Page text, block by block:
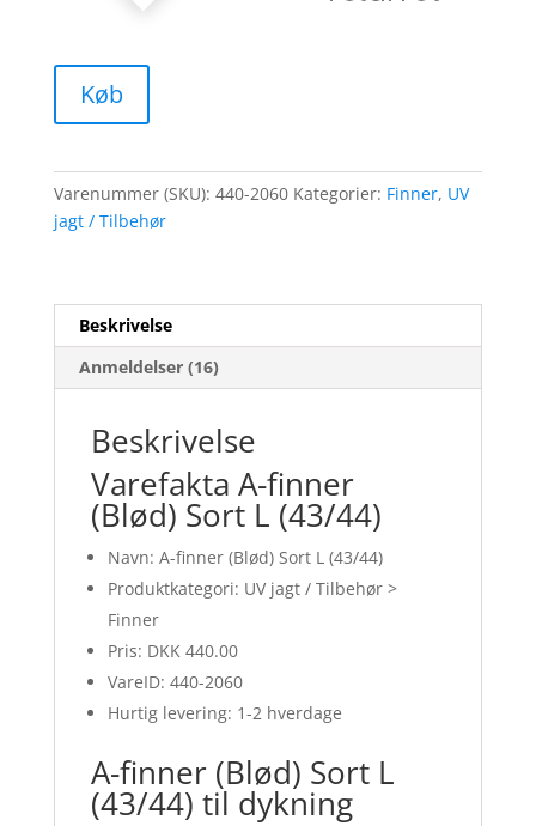
Køb
Varenummer (SKU): 440-2060 Kategorier: Finner, UV
jagt / Tilbehør
Beskrivelse
Anmeldelser (16)
Beskrivelse
Varefakta A-finner
(Blød) Sort L (43/44)
Navn: A-finner (Blød) Sort L (43/44)
Produktkategori: UV jagt / Tilbehør >
Finner
Pris: DKK 440.00
VareID: 440-2060
Hurtig levering: 1-2 hverdage
A-finner (Blød) Sort L
(43/44) til dykning